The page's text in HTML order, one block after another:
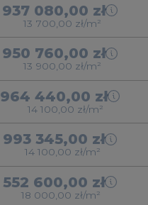
937 080,00 zł
13 700,00 zł/m²
950 760,00 zł
13 900,00 zł/m²
964 440,00 zł
14 100,00 zł/m²
993 345,00 zł
14 100,00 zł/m²
552 600,00 zł
18 000,00 zł/m²